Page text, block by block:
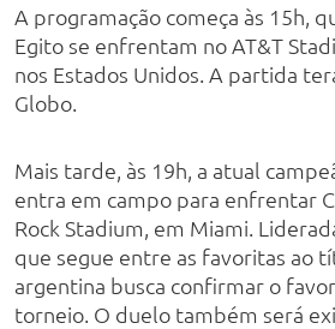
A programação começa às 15h,
Egito se enfrentam no AT&T
nos Estados Unidos. A partida
Globo.
Mais tarde, às 19h, a atual
entra em campo para enfrentar
Rock Stadium, em Miami.
que segue entre as favoritas ao
argentina busca confirmar o
torneio. O duelo também será